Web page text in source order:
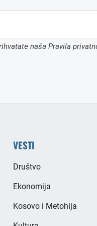
naša Pravila
VESTI
Društvo
Ekonomija
Kosovo i Metohija